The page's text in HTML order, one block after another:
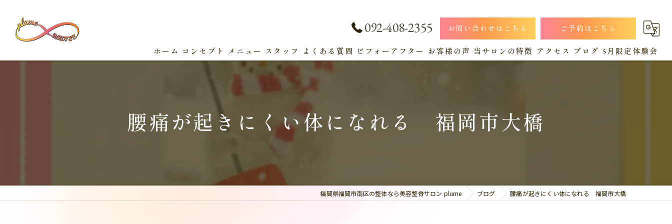
092-408-2355 お問い合わせはこちら ご予約はこちら
ホーム コンセプト メニュー スタッフ よくある質問 ビフォーアフター お客様の声 当サロンの特徴
肩こり
アクセス ブログ 5月限定体験会
腰痛が起きにくい体になれる 福岡市大橋
福岡県福岡市南区の整体なら美容整骨サロン plume ブログ 腰痛が起きにくい体になれる 福岡市大橋